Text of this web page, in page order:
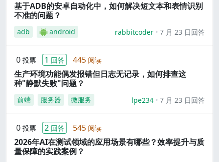
基于ADB的安卓自动化中，如何解决短文本和表情识别
不准的问题？
adb android rabbitcoder 7 月 23 日回答
0 投票 1 回答 445 阅读
生产环境功能偶发报错但日志无记录，如何排查这
种"静默失败"问题？
前端 服务器 微服务 lpe234 7 月 23 日回答
0 投票 2 回答 545 阅读
2026年AI在测试领域的应用场景有哪些？效率提升与质
量保障的实践案例？